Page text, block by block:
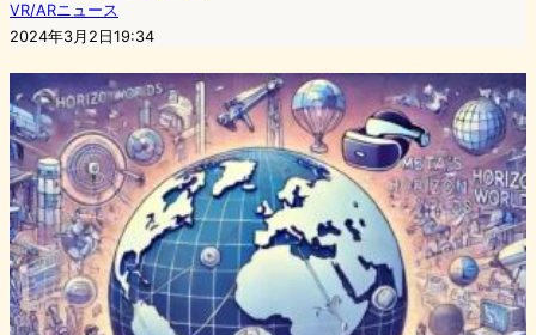
VR/ARニュース
2024年3月2日19:34